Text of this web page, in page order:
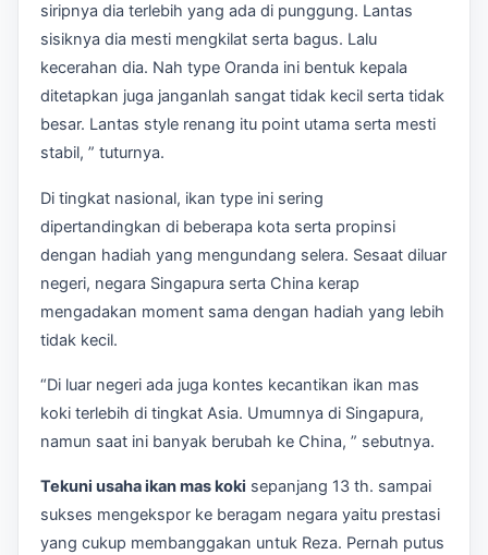
siripnya dia terlebih yang ada di punggung. Lantas
sisiknya dia mesti mengkilat serta bagus. Lalu
kecerahan dia. Nah type Oranda ini bentuk kepala
ditetapkan juga janganlah sangat tidak kecil serta tidak
besar. Lantas style renang itu point utama serta mesti
stabil, ” tuturnya.
Di tingkat nasional, ikan type ini sering
dipertandingkan di beberapa kota serta propinsi
dengan hadiah yang mengundang selera. Sesaat diluar
negeri, negara Singapura serta China kerap
mengadakan moment sama dengan hadiah yang lebih
tidak kecil.
“Di luar negeri ada juga kontes kecantikan ikan mas
koki terlebih di tingkat Asia. Umumnya di Singapura,
namun saat ini banyak berubah ke China, ” sebutnya.
Tekuni usaha ikan mas koki sepanjang 13 th. sampai
sukses mengekspor ke beragam negara yaitu prestasi
yang cukup membanggakan untuk Reza. Pernah putus